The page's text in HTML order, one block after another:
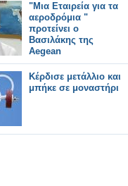
"Μια Εταιρεία για τα
αεροδρόμια "
προτείνει ο
Βασιλάκης της
Aegean
Κέρδισε μετάλλιο και
μπήκε σε μοναστήρι